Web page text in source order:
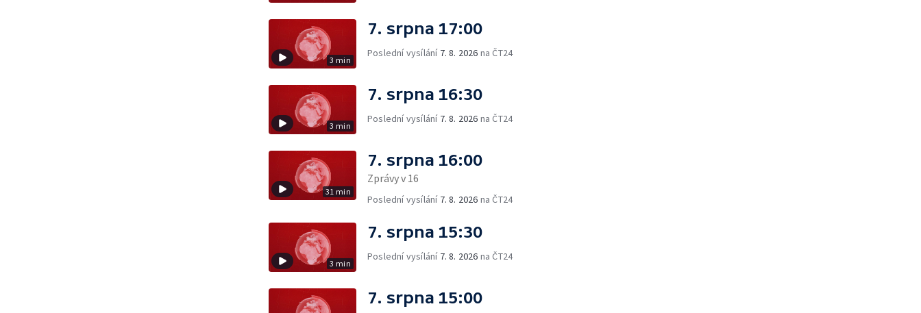
3 min
7. srpna 17:00
Poslední vysílání 7. 8. 2026 na ČT24
3 min
7. srpna 16:30
Poslední vysílání 7. 8. 2026 na ČT24
31 min
7. srpna 16:00
Zprávy v 16
Poslední vysílání 7. 8. 2026 na ČT24
3 min
7. srpna 15:30
Poslední vysílání 7. 8. 2026 na ČT24
7. srpna 15:00